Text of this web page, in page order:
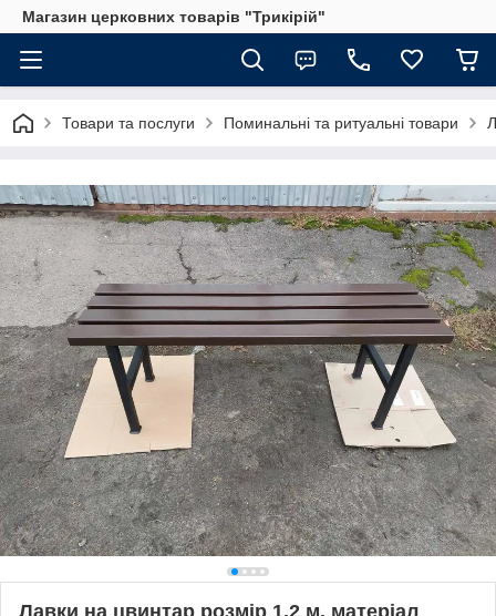
Магазин церковних товарів "Трикірій"
Товари та послуги Поминальні та ритуальні товари
Лавки на цвинтар розмір 1,2 м, матеріал